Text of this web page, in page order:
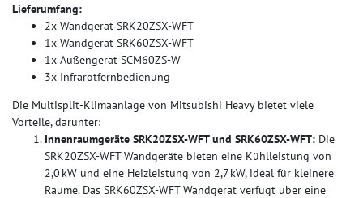
Lieferumfang:
2x Wandgerät SRK20ZSX-WFT
1x Wandgerät SRK60ZSX-WFT
1x Außengerät SCM60ZS-W
3x Infrarotfernbedienung
Die Multisplit-Klimaanlage von Mitsubishi Heavy bietet viele
Vorteile, darunter:
Innenraumgeräte SRK20ZSX-WFT und SRK60ZSX-WFT: Die
SRK20ZSX-WFT Wandgeräte bieten eine Kühlleistung von
2,0 kW und eine Heizleistung von 2,7 kW, ideal für kleinere
Räume. Das SRK60ZSX-WFT Wandgerät verfügt über eine